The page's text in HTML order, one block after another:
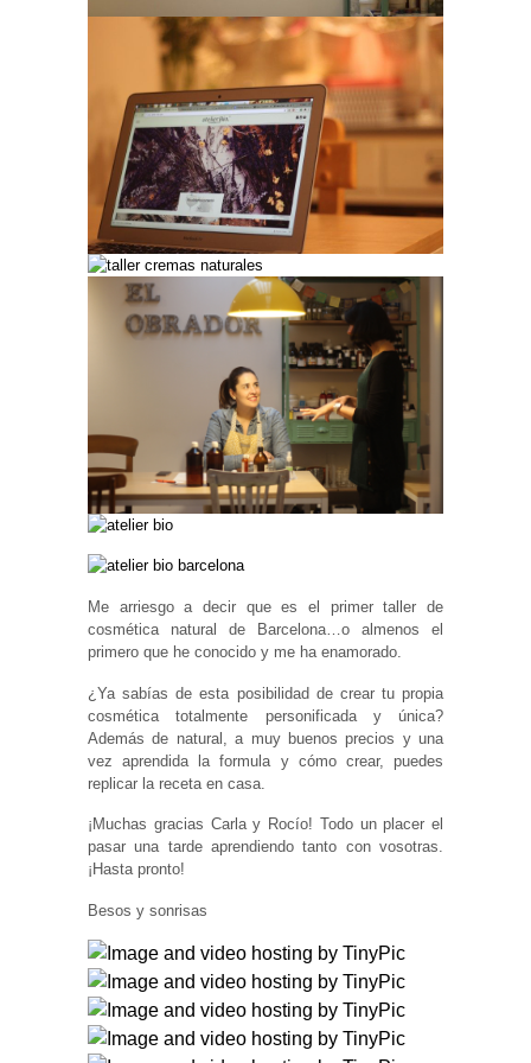
Me arriesgo a decir que es el primer taller de
cosmética natural de Barcelona…o almenos el
primero que he conocido y me ha enamorado.
¿Ya sabías de esta posibilidad de crear tu propia
cosmética totalmente personificada y única?
Además de natural, a muy buenos precios y una
vez aprendida la formula y cómo crear, puedes
replicar la receta en casa.
¡Muchas gracias Carla y Rocío! Todo un placer el
pasar una tarde aprendiendo tanto con vosotras.
¡Hasta pronto!
Besos y sonrisas